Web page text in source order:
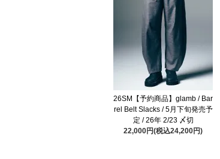
26SM【予約商品】glamb / Bar
rel Belt Slacks / 5月下旬発売予
定 / 26年 2/23 〆切
22,000円(税込24,200円)